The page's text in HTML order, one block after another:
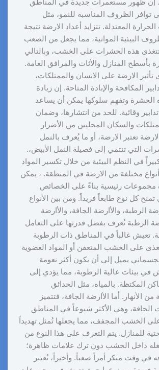
إن ظهور مستعمرات جديدة في المناطق
توافر الظروف المناسبة للنمو، مثل
المعتدلة. تتزايد أعداد الارضة نتيجة
البيئية المواتية، مما يجعل من الصعب
تتغذى هذه الحشرات على الخشب، وبالتالي
بأسطح المنازل والأثاث والمرافق العامة.
الارضة على الانسان والممتلكات،
المكافحة والإبادة المتاحة. إن زيادة
الحشرة وتفهم سلوكها يمكن أن يساعد
تدابير وقائية. للحد من انتشارها، وضمان
والسكان المحليين من الأضرار
تعتبر الارضة، أو ما يُعرف بالنمل
التي تنتمي إلى فصيلة النمل الأبيض،.
في النظم البيئية من خلال تكسير المواد
أنواع مختلفة من الارضة في المنطقة. ، يمكن
مجموعات رئيسية بناءً على الخصائص
تمنح كل نوع طابعاً فريداً. ومن بين الأنواع
الرطبة، والأارضة الجافة، والأارضة
الرطبة تُعرف بفضل قدرتها على التعامل
تعيش غالباً في المناطق ذات الرطوبة
على الخشب المتعفن أو المواد العضوية
يميل إلى أن يكون أكثر نعومة
في بيئات عالية الرطوبة، مما يؤدي إلى
المكتظة. بالمياه، مثل الحدائق
الأنهار. أما الأارضة الجافة، فتتميز
الجافة، وهي الأكثر شيوعاً في المناطق
الخشب المجفف، مما يجعلها تُمثل تهديداً
للمنازل. يتم التعرف على هذا النوع من
داخل الخشب دون ترك علامات ظاهرة؛
في وقت مبكر أمراً صعباً. وأخيراً، تُعتبر